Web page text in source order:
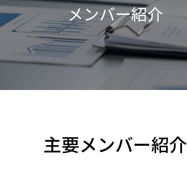
メンバー紹介
主要メンバー紹介